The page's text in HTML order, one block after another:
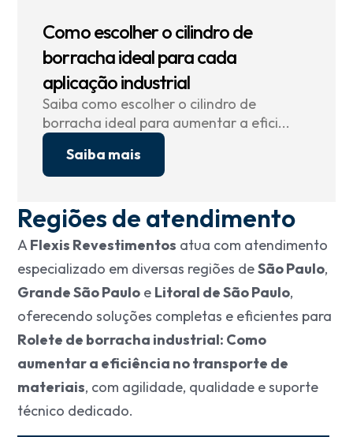
Como escolher o cilindro de
borracha ideal para cada
aplicação industrial
Saiba como escolher o cilindro de
borracha ideal para aumentar a efici...
Saiba mais
Regiões de atendimento
AFlexis Revestimentos atua com atendimento
especializado em diversas regiões deSão Paulo,
Grande São Paulo e Litoral de São Paulo,
oferecendo soluções completas e eficientes para
Rolete de borracha industrial: Como
aumentar a eficiência no transporte de
materiais, com agilidade, qualidade e suporte
técnico dedicado.